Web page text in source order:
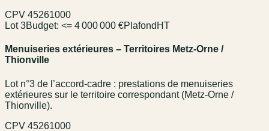
CPV 45261000
Lot 3Budget: <= 4 000 000 €Plafond HT
Menuiseries extérieures – Territoires Metz-Orne /
Thionville
Lot n°3 de l’accord-cadre : prestations de menuiseries
extérieures sur le territoire correspondant (Metz-Orne /
Thionville).
CPV 45261000